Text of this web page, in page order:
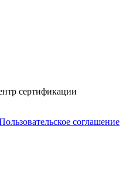
сертификации
соглашение